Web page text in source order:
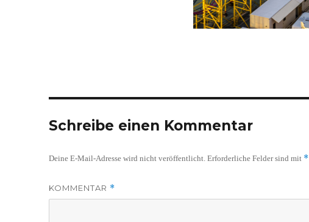
Schreibe einen Kommentar
Deine E-Mail-Adresse wird nicht veröffentlicht. Erforderliche Felder sind mit *
KOMMENTAR *